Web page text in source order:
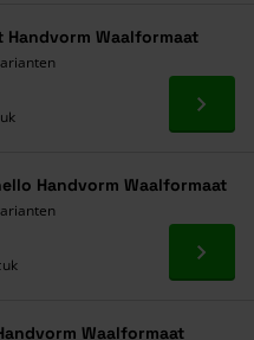
Handvorm Waalformaat
Ga
Handvorm Waalformaat
Ga
Waalformaat